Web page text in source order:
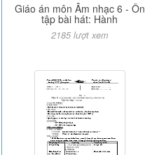
Giáo án môn Âm nhạc 6 - Ôn
tập bài hát: Hành
2185 lượt xem